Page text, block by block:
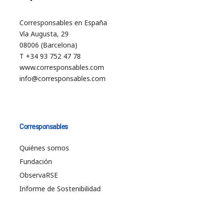
Corresponsables en España
Vía Augusta, 29
08006 (Barcelona)
T +34 93 752 47 78
www.corresponsables.com
info@corresponsables.com
Corresponsables
Quiénes somos
Fundación
ObservaRSE
Informe de Sostenibilidad